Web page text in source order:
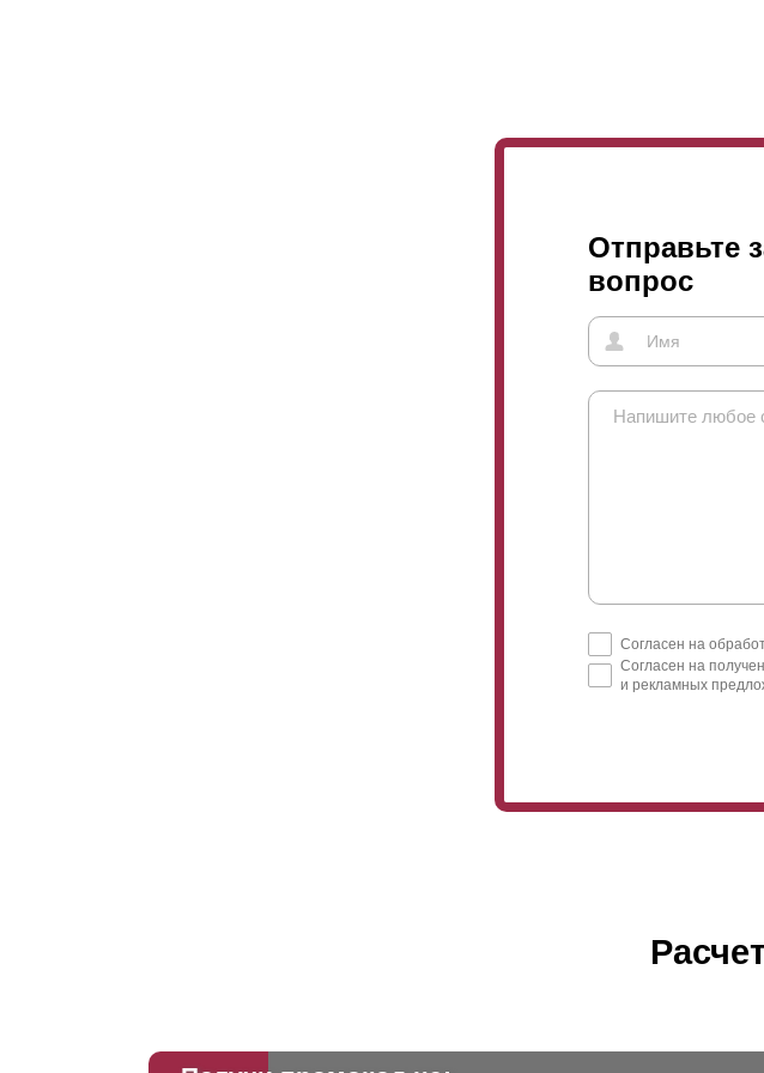
Отправьте
вопрос
Согласен на
Согласен на
и рекламных